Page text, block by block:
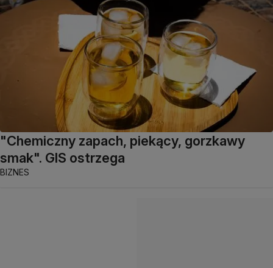
"Chemiczny zapach, piekący, gorzkawy
smak". GIS ostrzega
BIZNES